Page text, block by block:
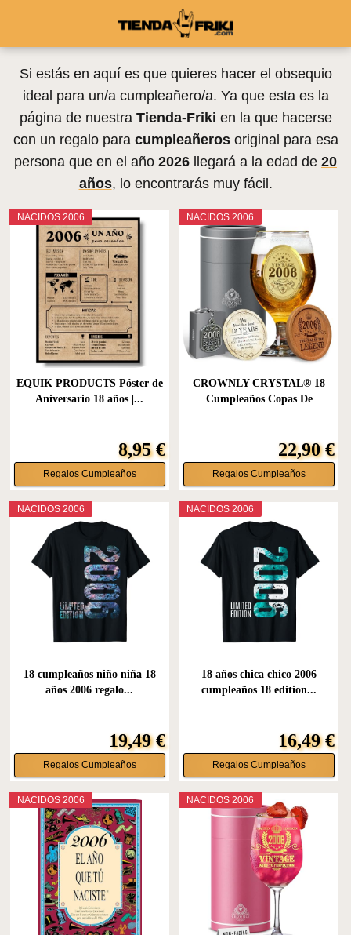
Si estás en aquí es que quieres hacer el obsequio
ideal para un/a cumpleañero/a. Ya que esta es la
página de nuestra Tienda-Friki en la que hacerse
con un regalo para cumpleañerosoriginal para esa
persona que en el año 2026 llegará a la edad de 20
años, lo encontrarás muy fácil.
NACIDOS 2006
EQUIK PRODUCTS Póster de
Aniversario 18 años |...
8,95 €
Regalos Cumpleaños
NACIDOS 2006
CROWNLY CRYSTAL® 18
Cumpleaños Copas De
22,90 €
Regalos Cumpleaños
NACIDOS 2006
18 cumpleaños niño niña 18
años 2006 regalo...
19,49 €
Regalos Cumpleaños
NACIDOS 2006
18 años chica chico 2006
cumpleaños 18 edition...
16,49 €
Regalos Cumpleaños
NACIDOS 2006 NACIDOS 2006